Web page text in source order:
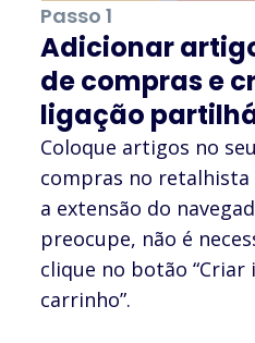
Passo 1
Adicionar
de compras e
ligação
Coloque artigos no
compras no retalhista
a extensão do
preocupe, não é
clique no botão
carrinho”.